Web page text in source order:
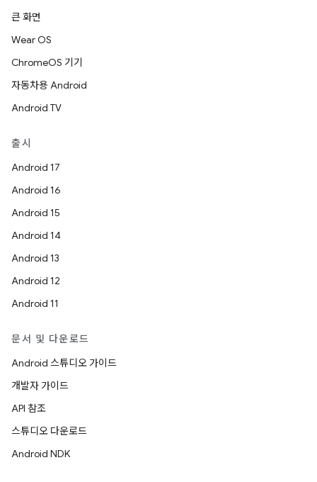
큰 화면
Wear OS
ChromeOS 기기
자동차용 Android
Android TV
출시
Android 17
Android 16
Android 15
Android 14
Android 13
Android 12
Android 11
문서 및 다운로드
Android 스튜디오 가이드
개발자 가이드
API 참조
스튜디오 다운로드
Android NDK